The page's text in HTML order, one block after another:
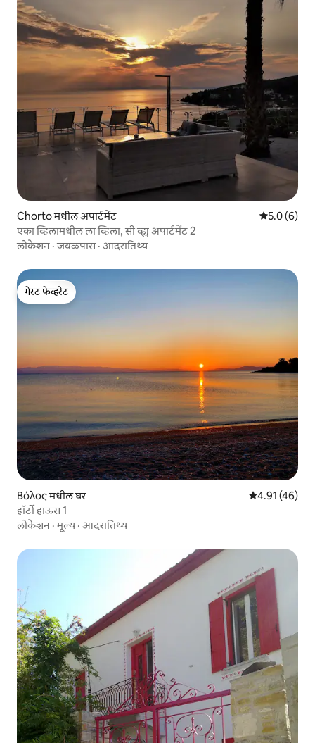
Chorto मधील अपार्टमेंट 5 पैकी 5.0
5.0 (6)
एका व्हिलामधील ला व्हिला, सी व्ह्यू अपार्टमेंट 2
लोकेशन ·जवळपास· आदरातिथ्य
गेस्ट फेव्हरेट
गेस्ट फेव्हरेट
Βόλος मधील घर 5 पैकी 4.91
4.91 (46)
हॉर्टो हाऊस 1
लोकेशन ·मूल्य· आदरातिथ्य